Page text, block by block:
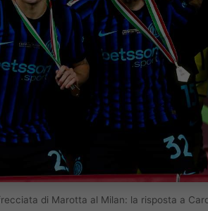
di Marotta al Milan: la risposta a